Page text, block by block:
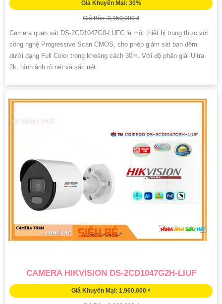
Giá Khuyến Mại: 30%
Giá Bán: 3,150,000 ₫
Camera quan sát DS-2CD1047G0-LUFC là một thiết bị trung thực với
công nghệ Progressive Scan CMOS, cho phép giám sát ban đêm
dưới dạng Full Color trong khoảng cách 30m. Với độ phân giải Ultra
2k, hình ảnh rõ nét và sắc nét
CAMERA HIKVISION DS-2CD1047G2H-LIUF
Giá Khuyến Mại: 1,960,000 ₫